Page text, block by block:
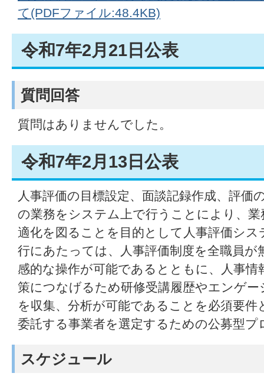
て(PDFファイル:48.4KB)
令和7年2月21日公表
質問回答
質問はありませんでした。
令和7年2月13日公表
人事評価の目標設定、面談記録作成、評価
の業務をシステム上で行うことにより、
適化を図ることを目的として人事評価シ
行にあたっては、人事評価制度を全職員
感的な操作が可能であるとともに、人事情
策につなげるため研修受講履歴やエンゲ
を収集、分析が可能であることを必須要
委託する事業者を選定するための公募型
スケジュール